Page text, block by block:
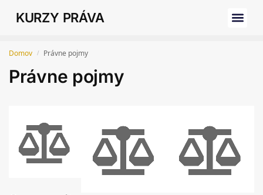
KURZY PRÁVA
Domov / Právne pojmy
Právne pojmy